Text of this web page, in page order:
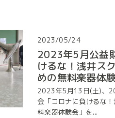
2023/05/24
2023年5月公益
けるな！浅井ス
めの無料楽器体
2023年5月13日(土)、
会「コロナに負けるな
料楽器体験会」を...